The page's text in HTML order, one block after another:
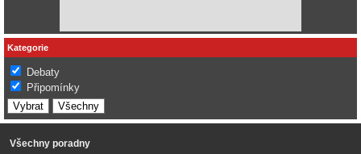
Kategorie
Debaty
Připomínky
Všechny poradny